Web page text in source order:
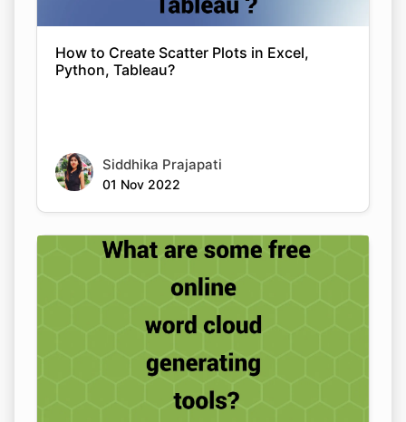
How to Create Scatter Plots in Excel,
Python, Tableau?
Siddhika Prajapati
01 Nov 2022